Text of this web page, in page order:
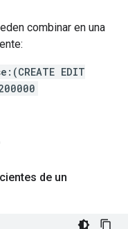
combinar en una
EDIT
de un